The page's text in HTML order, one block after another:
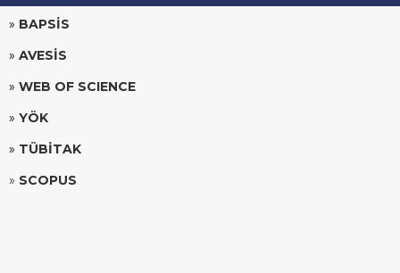
» BAPSİS
» AVESİS
» WEB OF SCIENCE
» YÖK
» TÜBİTAK
» SCOPUS